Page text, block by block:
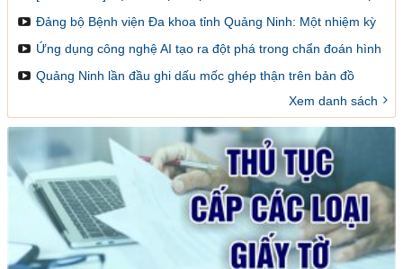
VÀ LÀM SAO ĐỂ ĐĂNG KÝ GHÉP
Đảng bộ Bệnh viện Đa khoa tỉnh Quảng Ninh: Một nhiệm kỳ
đổi mới, sáng tạo và đột phá
Ứng dụng công nghệ AI tạo ra đột phá trong chẩn đoán hình
ảnh y khoa
Quảng Ninh lần đầu ghi dấu mốc ghép thận trên bản đồ
Xem danh sách